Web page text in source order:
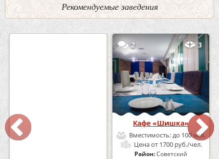
Рекомендуемые заведения
Кафе-Бар Бермуды
Вместимость:
2 3
Кафе «Шишка»
Вместимость:до 100 чел.
Ценаот 1700 руб./чел.
Район:Советский